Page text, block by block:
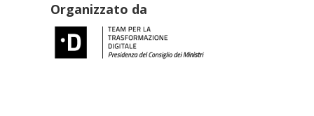
Organizzato da